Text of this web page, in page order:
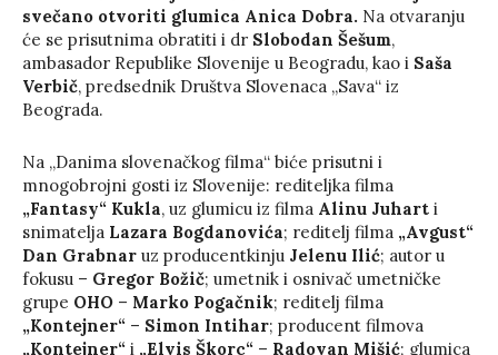
svečano otvoriti glumica Anica Dobra. Na otvaranju
će se prisutnima obratiti i dr Slobodan Šešum,
ambasador Republike Slovenije u Beogradu, kao i Saša
Verbič, predsednik Društva Slovenaca „Sava“ iz
Beograda.
Na „Danima slovenačkog filma“ biće prisutni i
mnogobrojni gosti iz Slovenije: rediteljka filma
„Fantasy“ Kukla, uz glumicu iz filma Alinu Juhart i
snimatelja Lazara Bogdanovića; reditelj filma „Avgust“
Dan Grabnar uz producentkinju Jelenu Ilić; autor u
fokusu – Gregor Božič; umetnik i osnivač umetničke
grupe OHO – Marko Pogačnik; reditelj filma
„Kontejner“ – Simon Intihar; producent filmova
„Kontejner“ i „Elvis Škorc“ – Radovan Mišić; glumica